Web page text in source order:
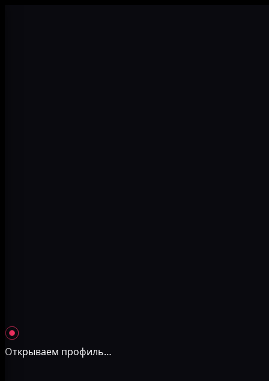
Открываем профиль…